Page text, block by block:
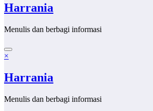
Harrania
Menulis dan berbagi informasi
×
Harrania
Menulis dan berbagi informasi